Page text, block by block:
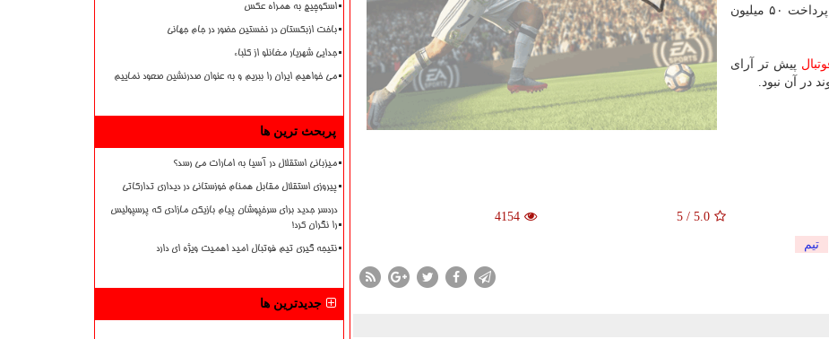
توپ به صورت بازیكن) رخ داد. وی به توبیخ كتبی و پرداخت ۵۰ میلیون
پیش تر آرای
در آن نبود.
5.0
/
5
4154
تیم
اسکوچیچ به همراه عکس
باخت ازبکستان در نخستین حضور در جام جهانی
جدایی شهریار مغانلو از کلباء
می خواهیم ایران را ببریم و به عنوان صدرنشین صعود نماییم
پربحث ترین ها
میزبانی استقلال در آسیا به امارات می رسد؟
پیروزی استقلال مقابل همنام خوزستانی در دیداری تدارکاتی
دردسر جدید برای سرخپوشان پیام بازیکن مازادی که پرسپولیس
را نگران کرد!
نتیجه گیری تیم فوتبال امید اهمیت ویژه ای دارد
جدیدترین ها